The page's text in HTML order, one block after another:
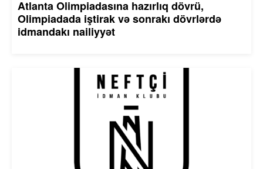
Atlanta Olimpiadasına hazırlıq dövrü,
Olimpiadada iştirak və sonrakı dövrlərdə
idmandakı nailiyyət